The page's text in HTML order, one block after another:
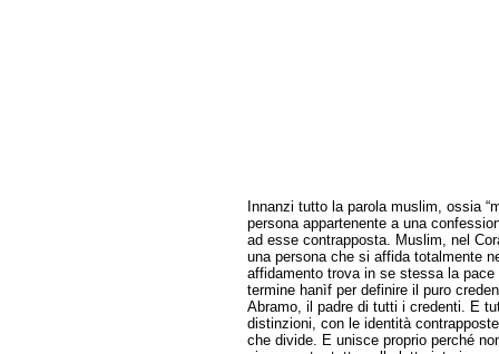
Innanzi tutto la parola muslim, ossia
persona appartenente a una
ad esse contrapposta. Muslim, nel
una persona che si affida totalmente
affidamento trova in se stessa la
termine hanìf per definire il puro
Abramo, il padre di tutti i credenti. E
distinzioni, con le identità
che divide. E unisce proprio perché